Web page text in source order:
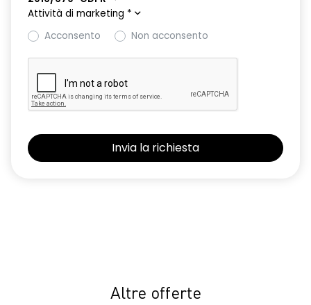
Attività di marketing *
Acconsento
Non acconsento
Altre offerte